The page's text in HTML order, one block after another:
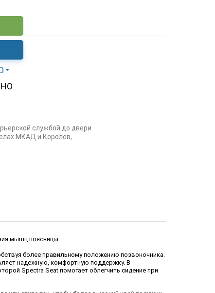
службой до двери
МКАД и Королёв,
мышц поясницы.
более правильному положению позвоночника.
надежную, комфортную поддержку. В
Spectra Seat помогает облегчить сидение при